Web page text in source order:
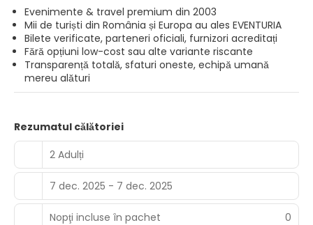
Evenimente & travel premium din 2003
Mii de turiști din România și Europa au ales EVENTURIA
Bilete verificate, parteneri oficiali, furnizori acreditați
Fără opțiuni low-cost sau alte variante riscante
Transparență totală, sfaturi oneste, echipă umană
mereu alături
Rezumatul călătoriei
2 Adulți
7 dec. 2025 - 7 dec. 2025
Nopţi incluse în pachet 0